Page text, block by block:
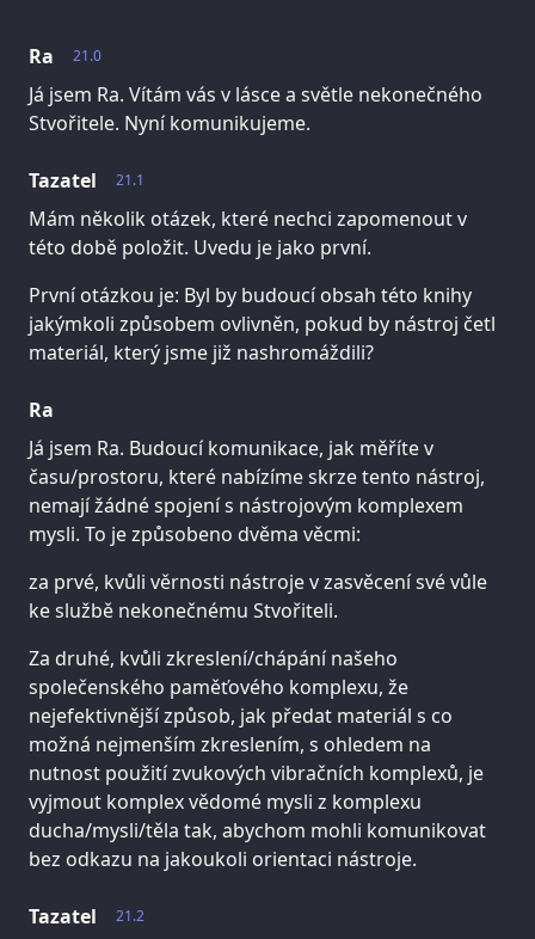
21.0
Ra
Já jsem Ra. Vítám vás v lásce a světle nekonečného
Stvořitele. Nyní komunikujeme.
21.1
Tazatel
Mám několik otázek, které nechci zapomenout v
této době položit. Uvedu je jako první.
První otázkou je: Byl by budoucí obsah této knihy
jakýmkoli způsobem ovlivněn, pokud by nástroj četl
materiál, který jsme již nashromáždili?
Ra
Já jsem Ra. Budoucí komunikace, jak měříte v
času/prostoru, které nabízíme skrze tento nástroj,
nemají žádné spojení s nástrojovým komplexem
mysli. To je způsobeno dvěma věcmi:
za prvé, kvůli věrnosti nástroje v zasvěcení své vůle
ke službě nekonečnému Stvořiteli.
Za druhé, kvůli zkreslení/chápání našeho
společenského paměťového komplexu, že
nejefektivnější způsob, jak předat materiál s co
možná nejmenším zkreslením, s ohledem na
nutnost použití zvukových vibračních komplexů, je
vyjmout komplex vědomé mysli z komplexu
ducha/mysli/těla tak, abychom mohli komunikovat
bez odkazu na jakoukoli orientaci nástroje.
21.2
Tazatel